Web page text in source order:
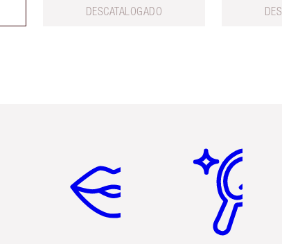
DESCATALOGADO